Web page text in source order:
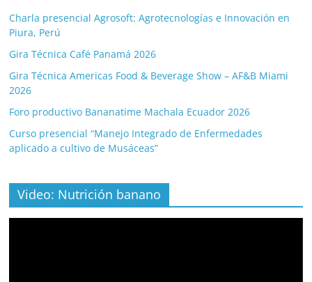
Charla presencial Agrosoft: Agrotecnologías e Innovación en
Piura, Perú
Gira Técnica Café Panamá 2026
Gira Técnica Americas Food & Beverage Show – AF&B Miami
2026
Foro productivo Bananatime Machala Ecuador 2026
Curso presencial “Manejo Integrado de Enfermedades
aplicado a cultivo de Musáceas”
Video: Nutrición banano